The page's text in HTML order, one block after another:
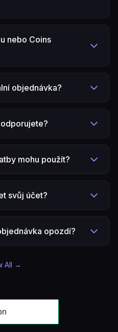
nebo Coins
objednávka?
mohu použít?
svůj účet?
opozdí?
All →